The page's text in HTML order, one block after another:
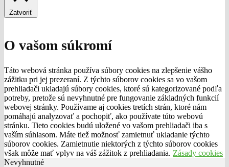
Zatvoriť
O vašom súkromí
Táto webová stránka používa súbory cookies na zlepšenie vášho
zážitku pri jej prezeraní. Z týchto súborov cookies sa vo vašom
prehliadači ukladajú súbory cookies, ktoré sú kategorizované podľa
potreby, pretože sú nevyhnutné pre fungovanie základných funkcií
webovej stránky. Používame aj cookies tretích strán, ktoré nám
pomáhajú analyzovať a pochopiť, ako používate túto webovú
stránku. Tieto cookies budú uložené vo vašom prehliadači iba s
vaším súhlasom. Máte tiež možnosť zamietnuť ukladanie týchto
súborov cookies. Zamietnutie niektorých z týchto súborov cookies
však môže mať vplyv na váš zážitok z prehliadania. Zásady cookies
Nevyhnutné